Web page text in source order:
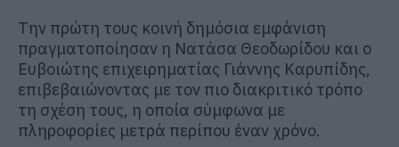
Την πρώτη τους κοινή δημόσια εμφάνιση
πραγματοποίησαν η Νατάσα Θεοδωρίδου και ο
Ευβοιώτης επιχειρηματίας Γιάννης Καρυπίδης,
επιβεβαιώνοντας με τον πιο διακριτικό τρόπο
τη σχέση τους, η οποία σύμφωνα με
πληροφορίες μετρά περίπου έναν χρόνο.